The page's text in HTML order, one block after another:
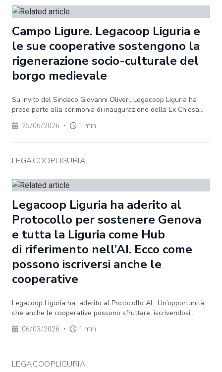
Campo Ligure. Legacoop Liguria e
le sue cooperative sostengono la
rigenerazione socio-culturale del
borgo medievale
Su invito del Sindaco Giovanni Oliveri, Legacoop Liguria ha
preso parte alla cerimonia di inaugurazione della Ex Chiesa...
25/06/2026 • 1 min
LEGACOOPLIGURIA
Legacoop Liguria ha aderito al
Protocollo per sostenere Genova
e tutta la Liguria come Hub
di riferimento nell’AI. Ecco come
possono iscriversi anche le
cooperative
Legacoop Liguria ha aderito al Protocollo AI. Un’opportunità
che anche le cooperative possono sfruttare, iscrivendosi...
06/03/2026 • 1 min
LEGACOOPLIGURIA